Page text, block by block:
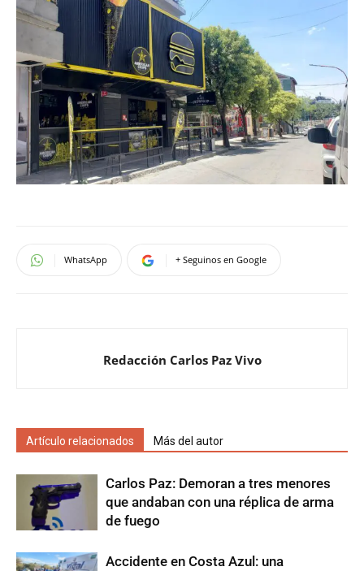
WhatsApp + Seguinos en Google
Redacción Carlos Paz Vivo
Artículo relacionados Más del autor
Carlos Paz: Demoran a tres menores
que andaban con una réplica de arma
de fuego
Accidente en Costa Azul: una